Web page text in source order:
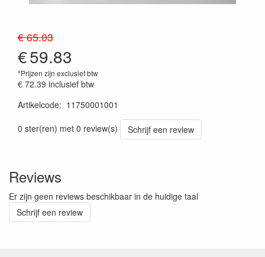
€ 65.03
€59.83
*Prijzen zijn exclusief btw
€ 72.39 inclusief btw
Artikelcode: 11750001001
0 ster(ren) met 0 review(s)
Schrijf een review
Reviews
Er zijn geen reviews beschikbaar in de huidige taal
Schrijf een review